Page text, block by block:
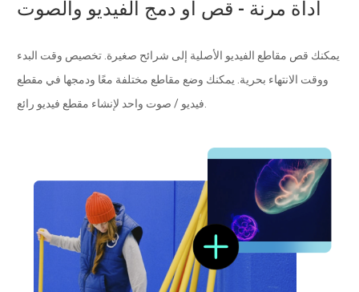
أداة مرنة - قص أو دمج الفيديو والصوت
يمكنك قص مقاطع الفيديو الأصلية إلى شرائح صغيرة. تخصيص وقت البدء
ووقت الانتهاء بحرية. يمكنك وضع مقاطع مختلفة معًا ودمجها في مقطع